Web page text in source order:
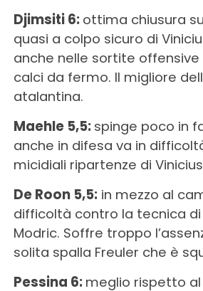
Djimsiti 6: ottima chiusura
quasi a colpo sicuro di
anche nelle sortite offensive
calci da fermo. Il migliore
atalantina.
Maehle 5,5: spinge poco in
anche in difesa va in
micidiali ripartenze di
De Roon 5,5:in mezzo al
difficoltà contro la tecnica di
Modric. Soffre troppo
solita spalla Freuler che è
Pessina 6: meglio rispetto